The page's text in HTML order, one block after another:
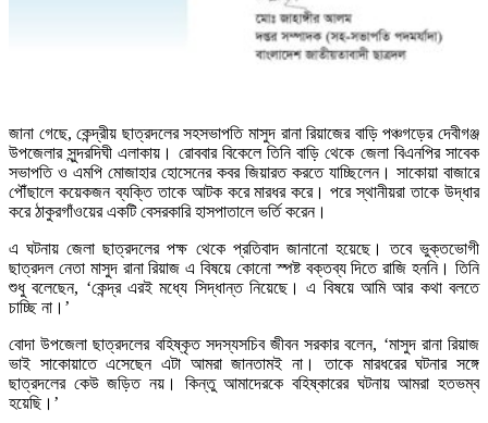
জানা গেছে, কেন্দ্রীয় ছাত্রদলের সহসভাপতি মাসুদ রানা রিয়াজের বাড়ি পঞ্চগড়ের দেবীগঞ্জ
উপজেলার সুন্দরদিঘী এলাকায়। রোববার বিকেলে তিনি বাড়ি থেকে জেলা বিএনপির সাবেক
সভাপতি ও এমপি মোজাহার হোসেনের কবর জিয়ারত করতে যাচ্ছিলেন। সাকোয়া বাজারে
পৌঁছালে কয়েকজন ব্যক্তি তাকে আটক করে মারধর করে। পরে স্থানীয়রা তাকে উদ্ধার
করে ঠাকুরগাঁওয়ের একটি বেসরকারি হাসপাতালে ভর্তি করেন।
এ ঘটনায় জেলা ছাত্রদলের পক্ষ থেকে প্রতিবাদ জানানো হয়েছে। তবে ভুক্তভোগী
ছাত্রদল নেতা মাসুদ রানা রিয়াজ এ বিষয়ে কোনো স্পষ্ট বক্তব্য দিতে রাজি হননি। তিনি
শুধু বলেছেন, ‘কেন্দ্র এরই মধ্যে সিদ্ধান্ত নিয়েছে। এ বিষয়ে আমি আর কথা বলতে
চাচ্ছি না।’
বোদা উপজেলা ছাত্রদলের বহিষ্কৃত সদস্যসচিব জীবন সরকার বলেন, ‘মাসুদ রানা রিয়াজ
ভাই সাকোয়াতে এসেছেন এটা আমরা জানতামই না। তাকে মারধরের ঘটনার সঙ্গে
ছাত্রদলের কেউ জড়িত নয়। কিন্তু আমাদেরকে বহিষ্কারের ঘটনায় আমরা হতভম্ব
হয়েছি।’